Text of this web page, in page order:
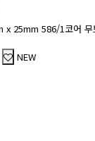
x 25mm 586/1코어
NEW